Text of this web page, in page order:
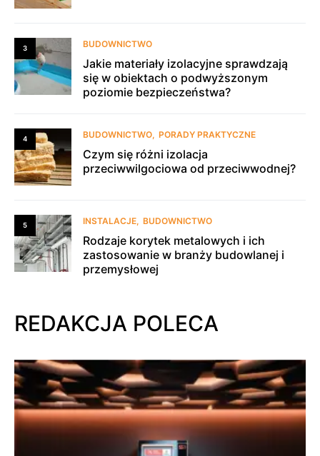
3 BUDOWNICTWO
Jakie materiały izolacyjne sprawdzają
się w obiektach o podwyższonym
poziomie bezpieczeństwa?
4 BUDOWNICTWO PORADY PRAKTYCZNE
Czym się różni izolacja
przeciwwilgociowa od przeciwwodnej?
5 INSTALACJE BUDOWNICTWO
Rodzaje korytek metalowych i ich
zastosowanie w branży budowlanej i
przemysłowej
REDAKCJA POLECA